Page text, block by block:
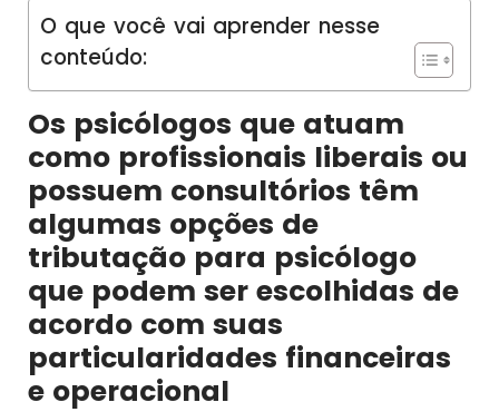
O que você vai aprender nesse
conteúdo:
Os psicólogos que atuam
como profissionais liberais ou
possuem consultórios têm
algumas opções de
tributação para psicólogo
que podem ser escolhidas de
acordo com suas
particularidades financeiras
e operacional